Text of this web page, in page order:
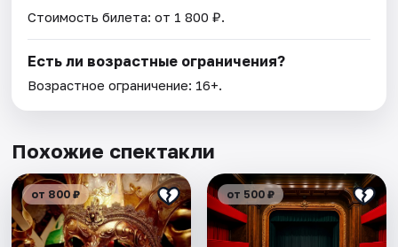
Стоимость билета: от 1 800 ₽.
Есть ли возрастные ограничения?
Возрастное ограничение: 16+.
Похожие спектакли
от 800 ₽ от 500 ₽